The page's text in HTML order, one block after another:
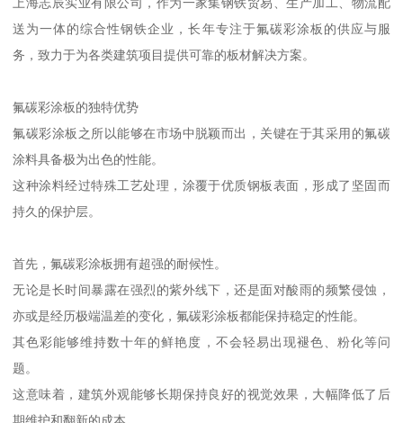
上海志辰实业有限公司，作为一家集钢铁贸易、生产加工、物流配
送为一体的综合性钢铁企业，长年专注于氟碳彩涂板的供应与服
务，致力于为各类建筑项目提供可靠的板材解决方案。
氟碳彩涂板的独特优势
氟碳彩涂板之所以能够在市场中脱颖而出，关键在于其采用的氟碳
涂料具备极为出色的性能。
这种涂料经过特殊工艺处理，涂覆于优质钢板表面，形成了坚固而
持久的保护层。
首先，氟碳彩涂板拥有超强的耐候性。
无论是长时间暴露在强烈的紫外线下，还是面对酸雨的频繁侵蚀，
亦或是经历极端温差的变化，氟碳彩涂板都能保持稳定的性能。
其色彩能够维持数十年的鲜艳度，不会轻易出现褪色、粉化等问
题。
这意味着，建筑外观能够长期保持良好的视觉效果，大幅降低了后